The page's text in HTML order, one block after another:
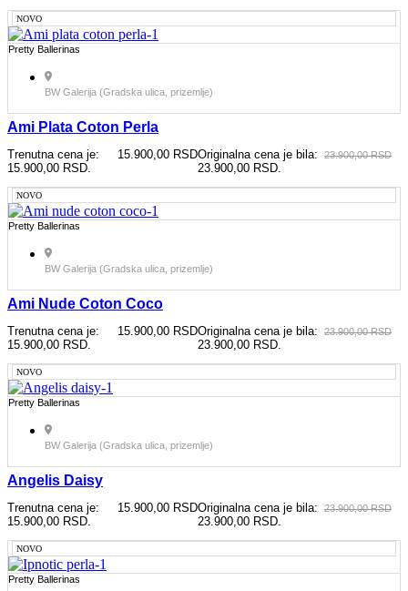
NOVO
Pretty Ballerinas
BW Galerija (Gradska ulica, prizemlje)
Ami Plata Coton Perla
23.900,00RSD
Originalna cena je bila:
23.900,00 RSD.
15.900,00 RSD
Trenutna cena je:
15.900,00 RSD.
NOVO
Pretty Ballerinas
BW Galerija (Gradska ulica, prizemlje)
Ami Nude Coton Coco
23.900,00RSD
Originalna cena je bila:
23.900,00 RSD.
15.900,00 RSD
Trenutna cena je:
15.900,00 RSD.
NOVO
Pretty Ballerinas
BW Galerija (Gradska ulica, prizemlje)
Angelis Daisy
23.900,00RSD
Originalna cena je bila:
23.900,00 RSD.
15.900,00 RSD
Trenutna cena je:
15.900,00 RSD.
NOVO
Pretty Ballerinas